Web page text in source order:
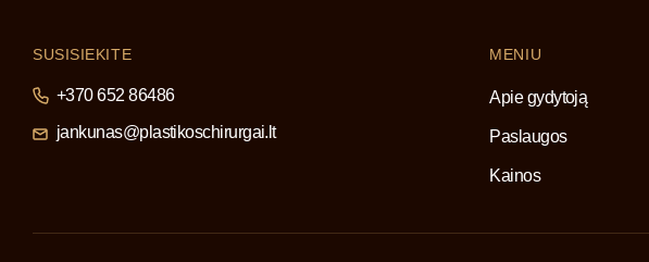
SUSISIEKITE
+370 652 86486
jankunas@plastikoschirurgai.lt
MENIU
Apie gydytoją
Paslaugos
Kainos